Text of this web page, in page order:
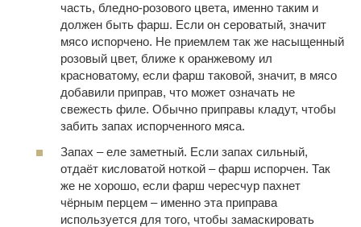
часть, бледно-розового цвета, именно таким и
должен быть фарш. Если он сероватый, значит
мясо испорчено. Не приемлем так же насыщенный
розовый цвет, ближе к оранжевому ил
красноватому, если фарш таковой, значит, в мясо
добавили приправ, что может означать не
свежесть филе. Обычно приправы кладут, чтобы
забить запах испорченного мяса.
Запах – еле заметный. Если запах сильный,
отдаёт кисловатой ноткой – фарш испорчен. Так
же не хорошо, если фарш чересчур пахнет
чёрным перцем – именно эта приправа
используется для того, чтобы замаскировать